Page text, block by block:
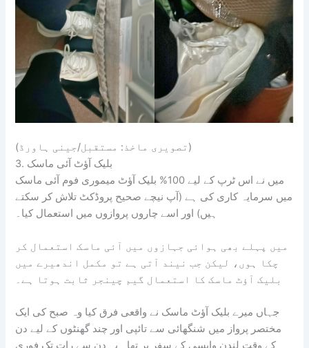
(تصویری ماخذ: مستقبل/جینی ہاورڈ)
3. بلیک آؤٹ آئی ماسک
میں نے اس ٹرپ کے لیے 100% بلیک آؤٹ میموری فوم آئی ماسک
میں سرمایہ کاری کی ہے (آپ نیچے صحیح پروڈکٹ تلاش کر سکتے
ہیں) اور اسے چاروں پروازوں میں استعمال کیا۔
میں پہلے بھی ہوائی جہازوں میں آئی ماسک استعمال کر
چکا ہوں، لیکن جب نیند آتی ہے تو مکمل اندھیرے میں
بلیک آؤٹ ماسک کا استعمال گیم چینجر ثابت ہوتا ہے۔
جہاں میرے بلیک آؤٹ ماسک نے واقعی فرق کیا وہ صبح کی ایک
مختصر پرواز میں شنگھائی سے تائپی اور چند گھنٹوں کے لیے دن
کے وقت لندن واپسی کے سفر پر تھا۔ یہ دن سے رات تک فوری